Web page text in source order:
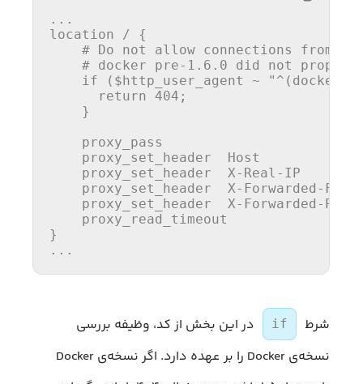
...
location / {
# Do not allow connections from
# docker pre-1.6.0 did not
if ( $http_user_agent ~
      return
404 ;
    }
proxy_pass
proxy_set_header
proxy_set_header  X-Real-
proxy_set_header  X-Forwarded-
proxy_set_header  X-Forwarded-
}
...
شرط if
در این بخش از کد، وظیفه بررسی
نسخه‌ی Docker را بر عهده دارد. اگر نسخه‌ی Docker